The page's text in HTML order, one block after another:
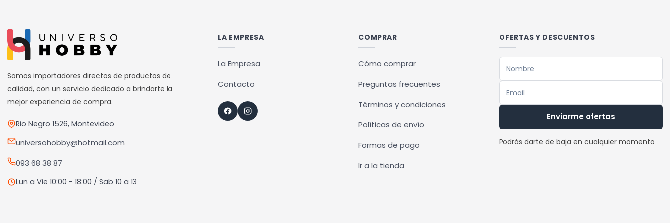
Las
opciones
se
pueden
elegir
en
página
de
Somos importadores directos de productos de
calidad, con un servicio dedicado a brindarte la
mejor experiencia de compra.
Rio Negro 1526, Montevideo
universohobby@hotmail.com
093 68 38 87
Lun a Vie 10:00 - 18:00 / Sab 10 a 13
LA EMPRESA
La Empresa
Contacto
COMPRAR
Cómo comprar
Preguntas frecuentes
Términos y condiciones
Políticas de envío
Formas de pago
Ir a la tienda
OFERTAS Y DESCUENTOS
Enviarme ofertas
Podrás darte de baja en cualquier momento